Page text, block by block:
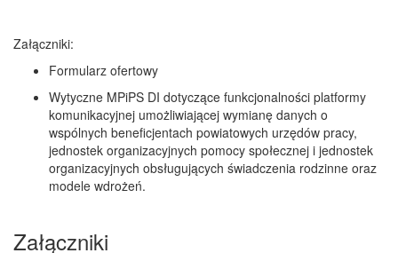
Załączniki:
Formularz ofertowy
Wytyczne MPiPS DI dotyczące funkcjonalności platformy
komunikacyjnej umożliwiającej wymianę danych o
wspólnych beneficjentach powiatowych urzędów pracy,
jednostek organizacyjnych pomocy społecznej i jednostek
organizacyjnych obsługujących świadczenia rodzinne oraz
modele wdrożeń.
Załączniki